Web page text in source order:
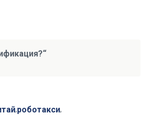
,роботакси,